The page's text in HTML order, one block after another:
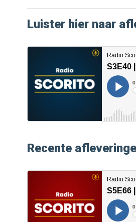
Luister hier naar
Recente